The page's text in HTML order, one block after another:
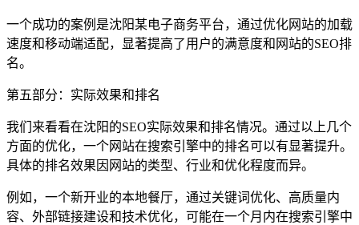
一个成功的案例是沈阳某电子商务平台，通过优化网站的加载
速度和移动端适配，显著提高了用户的满意度和网站的SEO排
名。
第五部分：实际效果和排名
我们来看看在沈阳的SEO实际效果和排名情况。通过以上几个
方面的优化，一个网站在搜索引擎中的排名可以有显著提升。
具体的排名效果因网站的类型、行业和优化程度而异。
例如，一个新开业的本地餐厅，通过关键词优化、高质量内
容、外部链接建设和技术优化，可能在一个月内在搜索引擎中